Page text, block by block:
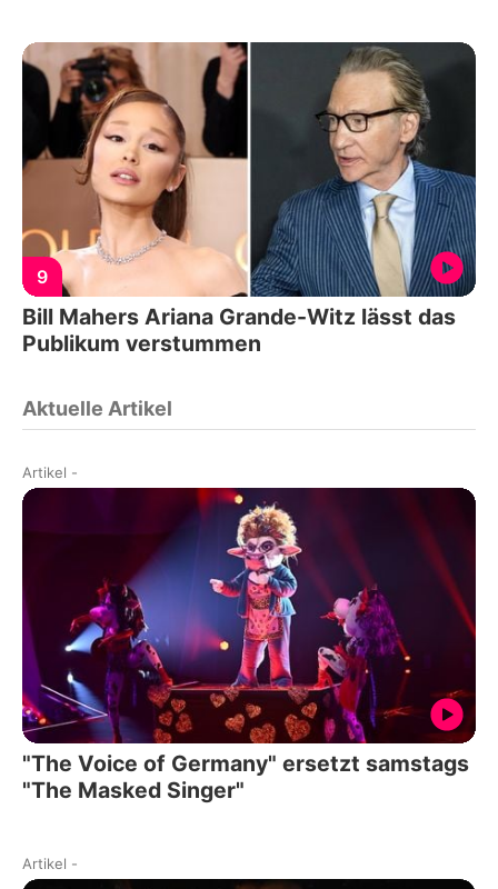
9
Bill Mahers Ariana Grande-Witz lässt das
Publikum verstummen
Aktuelle Artikel
Artikel -
"The Voice of Germany" ersetzt samstags
"The Masked Singer"
Artikel -